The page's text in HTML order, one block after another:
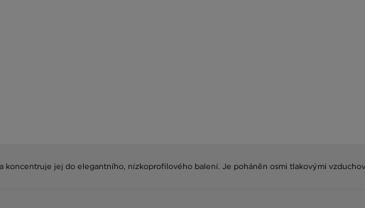
koncentruje jej do elegantního, nízkoprofilového balení. Je poháněn osmi tlakovými